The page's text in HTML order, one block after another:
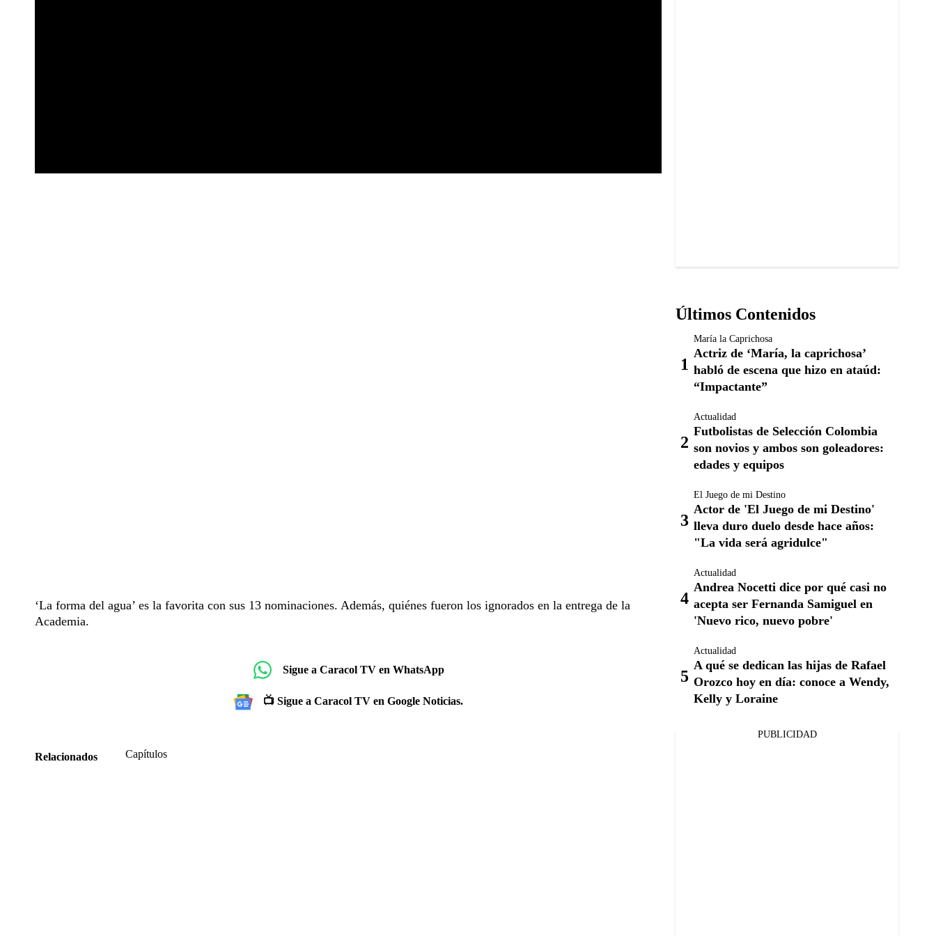
‘La forma del agua’ es la favorita con sus 13 nominaciones. Además, quiénes fueron los ignorados en la entrega de la
Academia.
Sigue a Caracol TV en WhatsApp
📺 Sigue a Caracol TV en Google Noticias.
Relacionados Capítulos
Últimos Contenidos
María la Caprichosa
Actriz de ‘María, la caprichosa’
habló de escena que hizo en ataúd:
“Impactante”
Actualidad
Futbolistas de Selección Colombia
son novios y ambos son goleadores:
edades y equipos
El Juego de mi Destino
Actor de 'El Juego de mi Destino'
lleva duro duelo desde hace años:
"La vida será agridulce"
Actualidad
Andrea Nocetti dice por qué casi no
acepta ser Fernanda Samiguel en
'Nuevo rico, nuevo pobre'
Actualidad
A qué se dedican las hijas de Rafael
Orozco hoy en día: conoce a Wendy,
Kelly y Loraine
PUBLICIDAD